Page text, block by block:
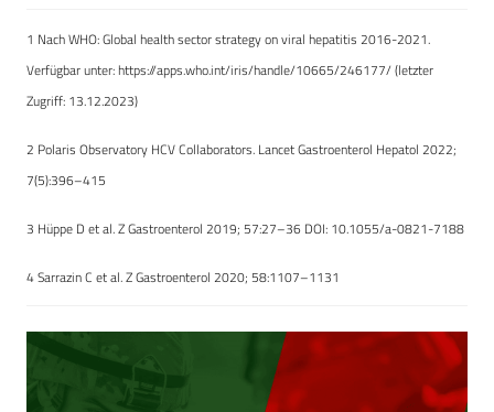
1 Nach WHO: Global health sector strategy on viral hepatitis 2016-2021.
Verfügbar unter: https://apps.who.int/iris/handle/10665/246177/ (letzter
Zugriff: 13.12.2023)
2 Polaris Observatory HCV Collaborators. Lancet Gastroenterol Hepatol 2022;
7(5):396–415
3 Hüppe D et al. Z Gastroenterol 2019; 57:27–36 DOI: 10.1055/a-0821-7188
4 Sarrazin C et al. Z Gastroenterol 2020; 58:1107–1131